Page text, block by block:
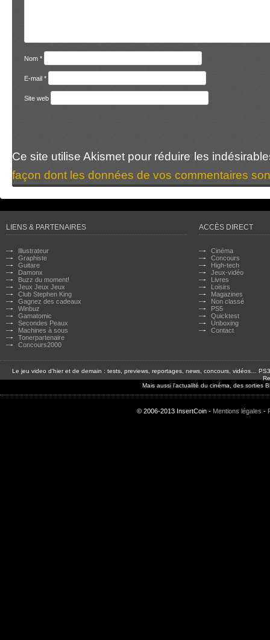
Nom *
E-mail *
Site web
Ce site utilise Akismet pour réduire les
façon dont les données de vos commentaires
LIENS & PARTENAIRES
Illustrateur
Graphiste
Guitare
Damonx
Buzz du moment!
Jeux Jeux Jeux
Club Stephen King
Gagnez des cadeaux
Winbuz
Gamatomic
Secondes Peaux
Machines à sous
Tonerpartenaire
Concours2000
ACCÈS DIRECT
Cinéma
Concours
High-tech
Jeux-vidéo
Livres
Loisirs
Magazines
Non classé
PS5
Quicktest
Unboxing
Contact
Le jeu video d'hier et de demain : tests, previews, reportages, news, concours, vidéos…
Mais aussi l'actualité du cinéma, des sorties
© 2006-2013 InsertCoin - Mentions légales -